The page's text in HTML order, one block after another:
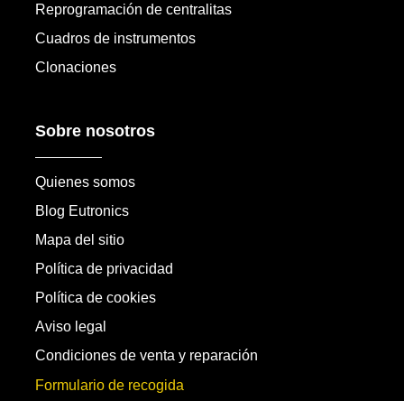
Reprogramación de centralitas
Cuadros de instrumentos
Clonaciones
Sobre nosotros
Quienes somos
Blog Eutronics
Mapa del sitio
Política de privacidad
Política de cookies
Aviso legal
Condiciones de venta y reparación
Formulario de recogida